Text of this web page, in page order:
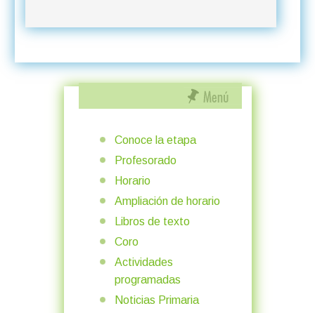
Conoce la etapa
Profesorado
Horario
Ampliación de horario
Libros de texto
Coro
Actividades
programadas
Noticias Primaria